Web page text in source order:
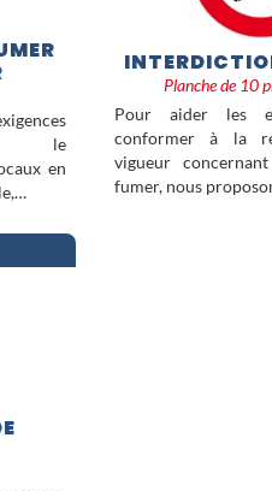
le
en
Planche de 10
Pour aider les
conformer à la
vigueur
fumer, nous